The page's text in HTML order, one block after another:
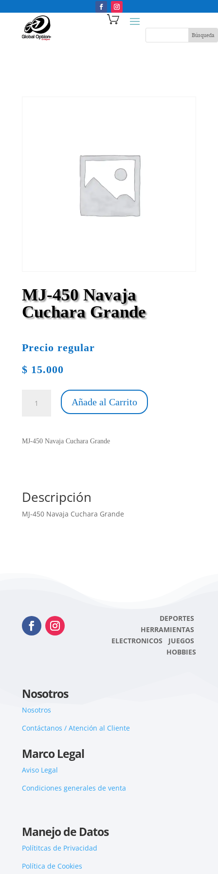
MJ-450 Navaja
Cuchara Grande
Precio regular
$ 15.000
Grande
Añade al Carrito
MJ-450 Navaja Cuchara Grande
Descripción
MJ-450 Navaja Cuchara Grande
DEPORTES
HERRAMIENTAS
ELECTRONICOS JUEGOS
HOBBIES
Nosotros
Nosotros
Contáctanos / Atención al Cliente
Marco Legal
Aviso Legal
Condiciones generales de venta
Manejo de Datos
Polítitcas de Privacidad
Política de Cookies